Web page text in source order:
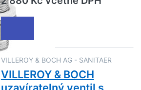
VILLEROY & BOCH AG - SANITAER
VILLEROY & BOCH